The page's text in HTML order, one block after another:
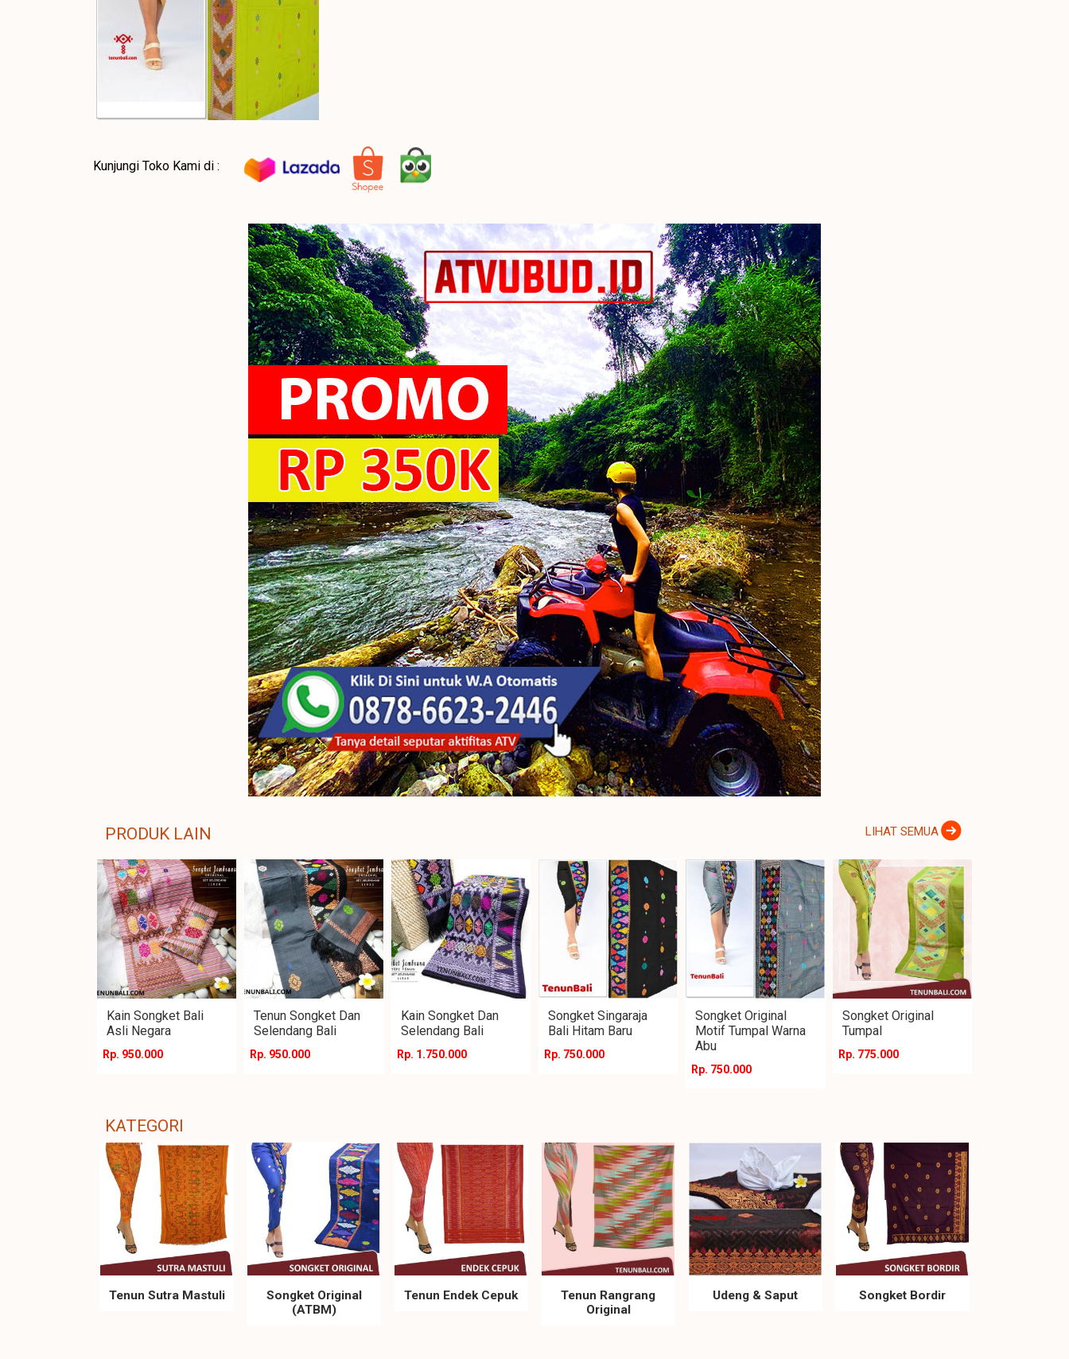
Kunjungi Toko Kami di :
PRODUK LAIN LIHAT SEMUA
Kain Songket Bali
Asli Negara
Rp. 950.000
Tenun Songket Dan
Selendang Bali
Rp. 950.000
Kain Songket Dan
Selendang Bali
Rp. 1.750.000
Songket Singaraja
Bali Hitam Baru
Rp. 750.000
Songket Original
Motif Tumpal Warna
Abu
Rp. 750.000
Songket Original
Tumpal
Rp. 775.000
KATEGORI
Tenun Sutra Mastuli
Songket Original
(ATBM)
Tenun Endek Cepuk
Tenun Rangrang
Original
Udeng & Saput Songket Bordir